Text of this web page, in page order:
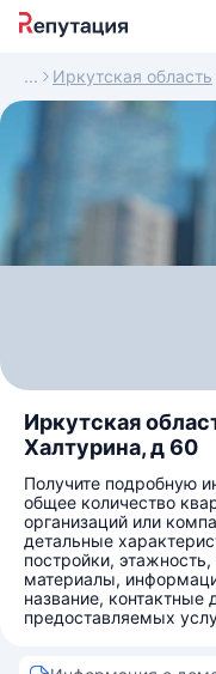
Иркутская область
Иркутская
Халтурина, д 60
Получите подробную
общее количество
организаций или
детальные
постройки,
материалы,
название, контактные
предоставляемых